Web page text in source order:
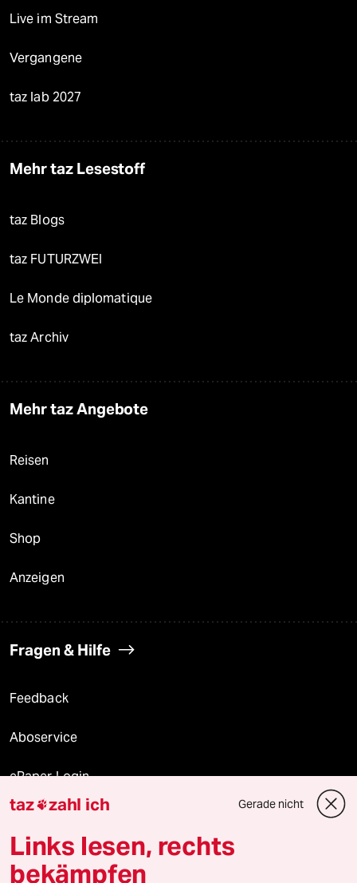
Live im Stream
Vergangene
taz lab 2027
Mehr taz Lesestoff
taz Blogs
taz FUTURZWEI
Le Monde diplomatique
taz Archiv
Mehr taz Angebote
Reisen
Kantine
Shop
Anzeigen
Fragen & Hilfe
Feedback
Aboservice
ePaper Login
Downloads für Abonnierende
taz zahl ich Gerade nicht
Links lesen, rechts
bekämpfen